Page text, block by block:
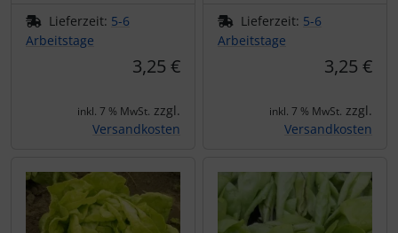
Lieferzeit: 5-6
Arbeitstage
3,25 €
inkl. 7 % MwSt. zzgl.
Versandkosten
Lieferzeit: 5-6
Arbeitstage
3,25 €
inkl. 7 % MwSt. zzgl.
Versandkosten